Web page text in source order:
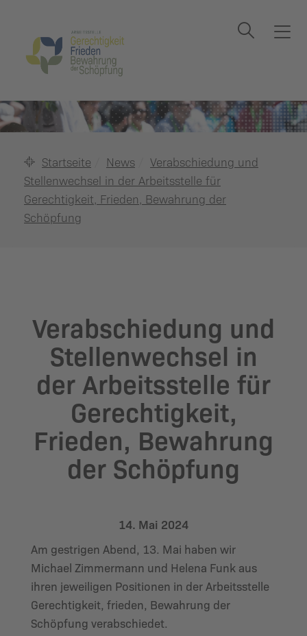
T
l
e
n
Suche
Startseite News
Verabschiedung und
Stellenwechsel in der Arbeitsstelle für
Gerechtigkeit, Frieden, Bewahrung der
Schöpfung
Verabschiedung und
Stellenwechsel in
der Arbeitsstelle für
Gerechtigkeit,
Frieden, Bewahrung
der Schöpfung
14. Mai 2024
Am gestrigen Abend, 13. Mai haben wir
Michael Zimmermann und Helena Funk aus
ihren jeweiligen Positionen in der Arbeitsstelle
Gerechtigkeit, frieden, Bewahrung der
Schöpfung verabschiedet.